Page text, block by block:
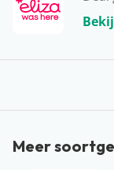
varen. Huur
aanrader!
Meer